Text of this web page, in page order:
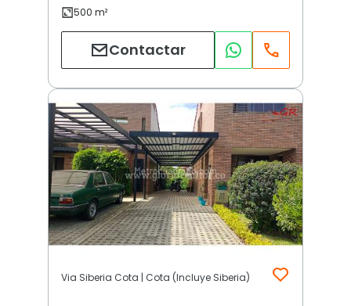
Contactar
Via Siberia Cota | Cota (Incluye Siberia)